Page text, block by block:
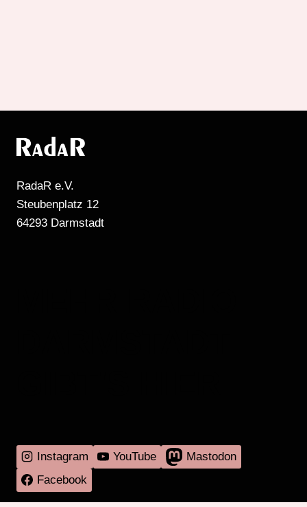
RadaR e.V.
Steubenplatz 12
64293 Darmstadt
Instagram YouTube
Mastodon
Facebook